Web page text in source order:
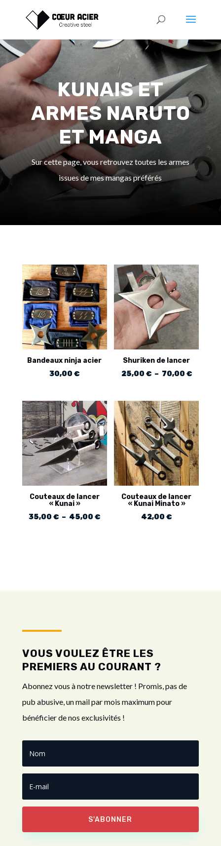
KUNAIS ET
ARMES NARUTO
ET MANGA
Sur cette page, vous retrouvez toutes les armes
issues de mes mangas préférés
Bandeaux ninja acier
30,00€
Shuriken de lancer
25,00 € – 70,00 €Plage
prix :
25,00 €
à
70,00 €
Couteaux de lancer
« Kunai »
35,00€ – 45,00€Plage
Couteaux de lancer
« Kunai Minato »
42,00€
VOUS VOULEZ ÊTRE LES
PREMIERS AU COURANT ?
Abonnez vous à notre newsletter ! Promis, pas de
pub abusive, un mail par mois maximum pour
bénéficier de nos exclusivités !
S'ABONNER